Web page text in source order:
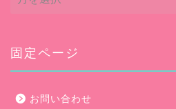
ー
ブ
固定ページ
お問い合わせ